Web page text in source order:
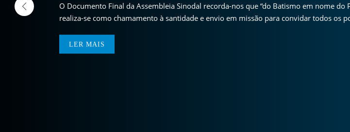
O Documento Final da Assembleia Sinodal recorda-nos que “do Batismo em nome
realiza-se como chamamento à santidade e envio em missão para convidar todos os
LER MAIS